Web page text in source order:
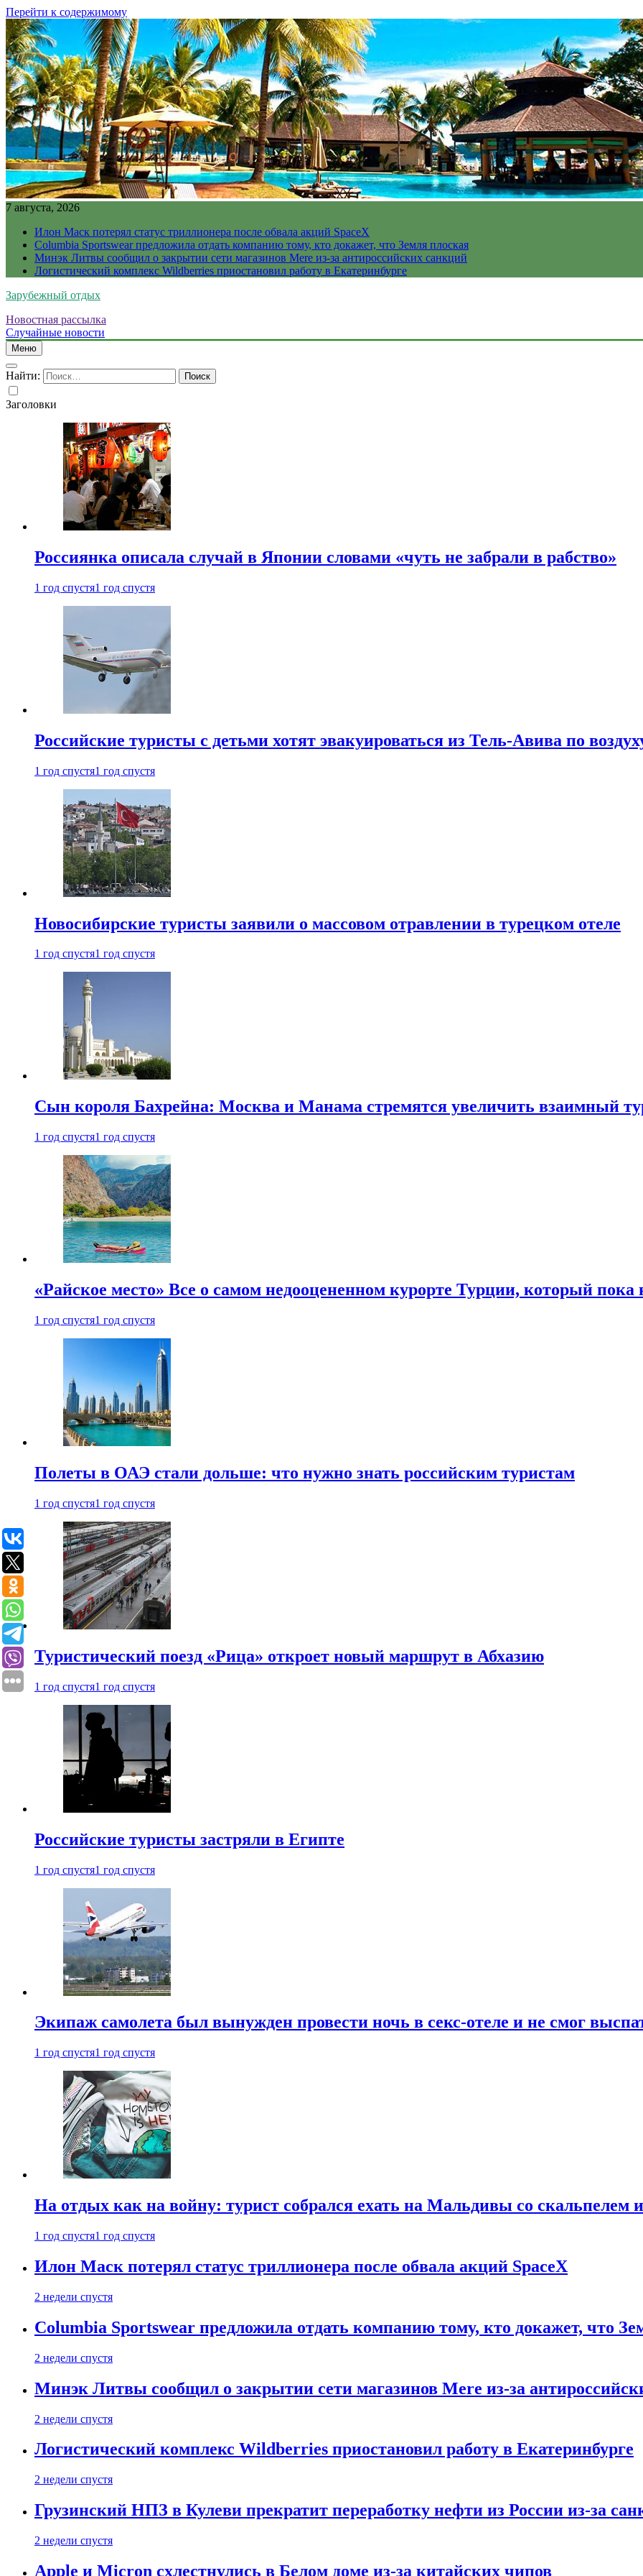
Перейти к содержимому
7 августа, 2026
Илон Маск потерял статус триллионера после обвала акций SpaceX
Columbia Sportswear предложила отдать компанию тому, кто докажет, что Земля плоская
Минэк Литвы сообщил о закрытии сети магазинов Mere из-за антироссийских санкций
Логистический комплекс Wildberries приостановил работу в Екатеринбурге
Зарубежный отдых
Новостная рассылка
Случайные новости
Меню
Найти:
Заголовки
Россиянка описала случай в Японии словами «чуть не забрали в рабство»
1 год спустя1 год спустя
Российские туристы с детьми хотят эвакуироваться из Тель-Авива по
1 год спустя1 год спустя
Новосибирские туристы заявили о массовом отравлении в турецком отеле
1 год спустя1 год спустя
Сын короля Бахрейна: Москва и Манама стремятся увеличить взаимный
1 год спустя1 год спустя
«Райское место» Все о самом недооцененном курорте Турции, который пока
1 год спустя1 год спустя
Полеты в ОАЭ стали дольше: что нужно знать российским туристам
1 год спустя1 год спустя
Туристический поезд «Рица» откроет новый маршрут в Абхазию
1 год спустя1 год спустя
Российские туристы застряли в Египте
1 год спустя1 год спустя
Экипаж самолета был вынужден провести ночь в секс-отеле и не смог
1 год спустя1 год спустя
На отдых как на войну: турист собрался ехать на Мальдивы со скальпелем
1 год спустя1 год спустя
Илон Маск потерял статус триллионера после обвала акций SpaceX
2 недели спустя
Columbia Sportswear предложила отдать компанию тому, кто докажет, что
2 недели спустя
Минэк Литвы сообщил о закрытии сети магазинов Mere из-за
2 недели спустя
Логистический комплекс Wildberries приостановил работу в Екатеринбурге
2 недели спустя
Грузинский НПЗ в Кулеви прекратит переработку нефти из России из-за
2 недели спустя
Apple и Micron схлестнулись в Белом доме из-за китайских чипов